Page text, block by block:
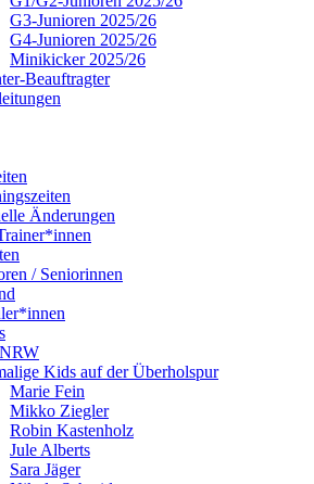
G3-Junioren 2025/26
G4-Junioren 2025/26
Minikicker 2025/26
Beauftragter
Änderungen
/ Seniorinnen
Kids auf der Überholspur
Marie Fein
Mikko Ziegler
Robin Kastenholz
Jule Alberts
Sara Jäger